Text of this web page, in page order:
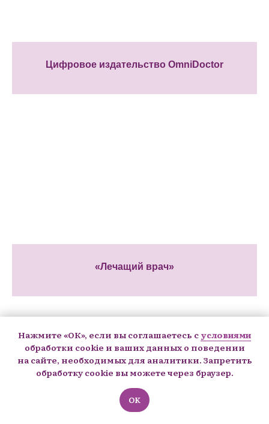
Цифровое издательство OmniDoctor
«Лечащий врач»
Нажмите «ОК», если вы соглашаетесь с условиями
обработки cookie и ваших данных о поведении
на сайте, необходимых для аналитики. Запретить
обработку cookie вы можете через браузер.
OK